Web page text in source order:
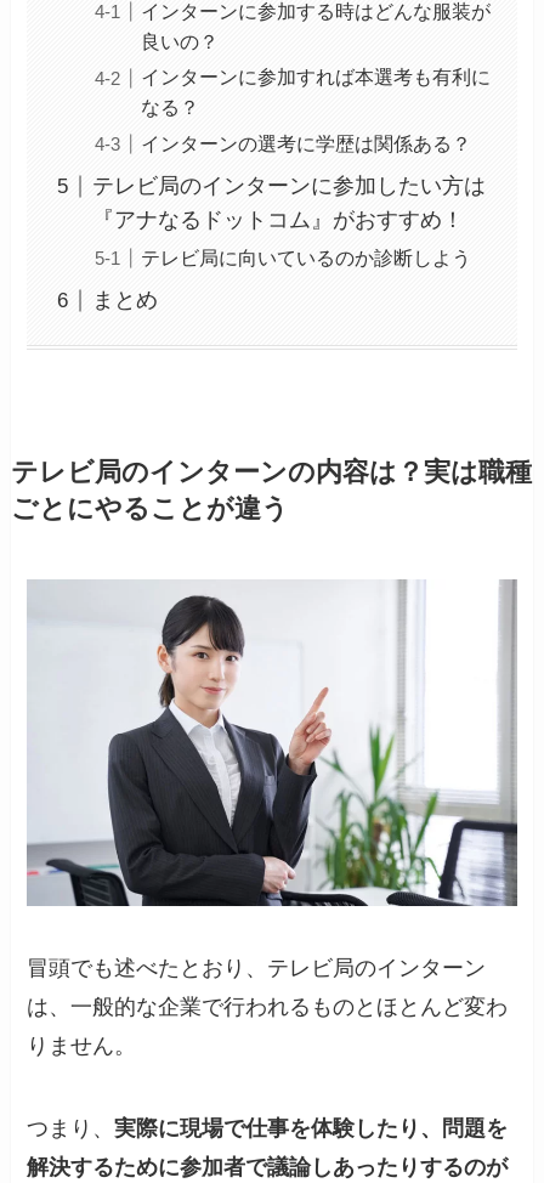
インターンに参加する時はどんな服装が
良いの？
インターンに参加すれば本選考も有利に
なる？
インターンの選考に学歴は関係ある？
テレビ局のインターンに参加したい方は
『アナなるドットコム』がおすすめ！
テレビ局に向いているのか診断しよう
まとめ
テレビ局のインターンの内容は？実は職種
ごとにやることが違う
冒頭でも述べたとおり、テレビ局のインターン
は、一般的な企業で行われるものとほとんど変わ
りません。
つまり、実際に現場で仕事を体験したり、問題を
解決するために参加者で議論しあったりするのが